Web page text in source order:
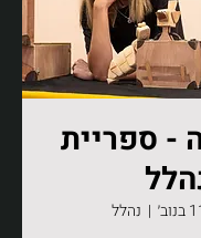
- ספריית
  |
נהלל